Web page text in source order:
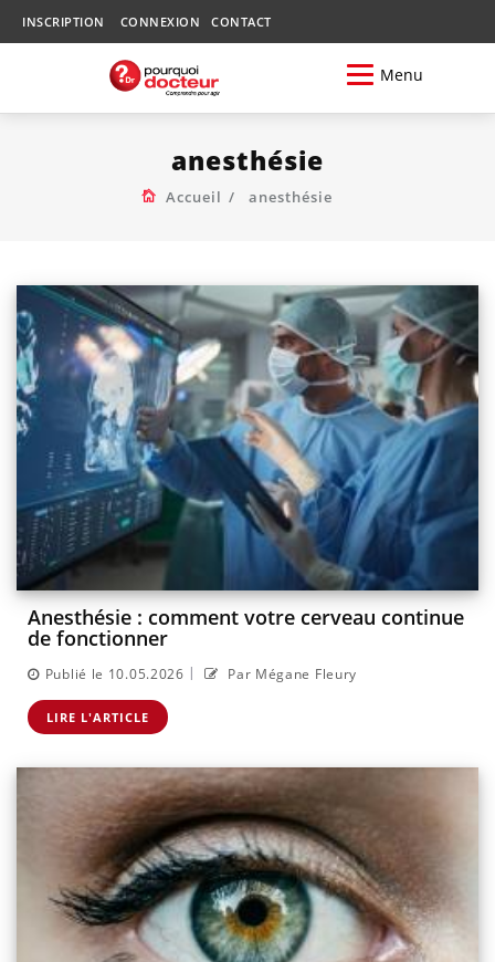
INSCRIPTION CONNEXION CONTACT
Menu
anesthésie
Accueil anesthésie
Anesthésie : comment votre cerveau continue
de fonctionner
Publié le 10.05.2026 | Par Mégane Fleury
LIRE L'ARTICLE